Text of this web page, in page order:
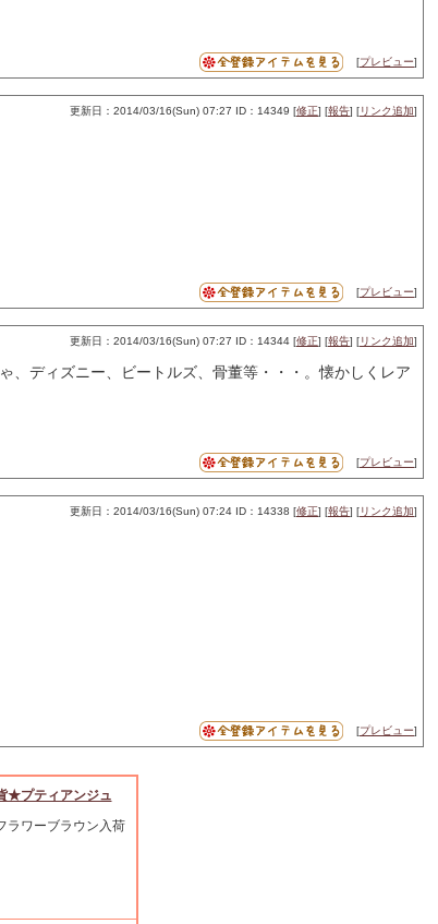
[プレビュー]
更新日：2014/03/16(Sun) 07:27 ID：14349 [修正] [報告] [リンク追加]
[プレビュー]
更新日：2014/03/16(Sun) 07:27 ID：14344 [修正] [報告] [リンク追加]
、ディズニー、ビートルズ、骨董等・・・。懐かしくレア
[プレビュー]
更新日：2014/03/16(Sun) 07:24 ID：14338 [修正] [報告] [リンク追加]
[プレビュー]
★プティアンジュ
ラワーブラウン入荷